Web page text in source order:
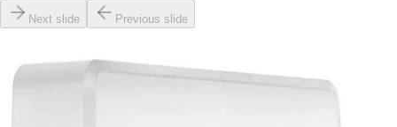
Next slide Previous slide